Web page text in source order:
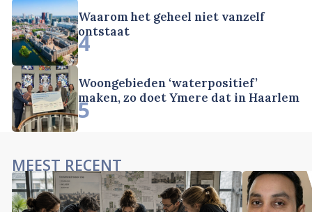
Waarom het geheel niet vanzelf
ontstaat
4
Woongebieden ‘waterpositief’
maken, zo doet Ymere dat in Haarlem
5
MEEST RECENT